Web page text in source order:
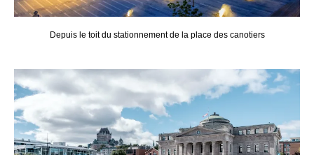
Depuis le toit du stationnement de la place des canotiers